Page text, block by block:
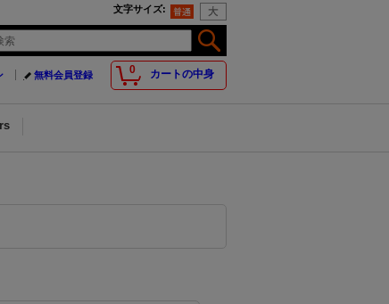
文字サイズ:
0 カートの中身
無料会員登録